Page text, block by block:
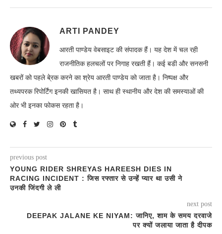
ARTI PANDEY
आरती पाण्डेय वेबसाइट की संपादक हैं। यह देश में चल रही
राजनीतिक हलचलों पर निगाह रखती हैं। कई बडी और सनसनी
खबरों को पहले बे्रक करने का श्रेय आरती पाण्डेय को जाता है। निष्पक्ष और
तथ्यपरक रिपोर्टिंग इनकी खासियत है। साथ ही स्थानीय और देश की समस्याओं की
ओर भी इनका फोकस रहता है।
previous post
YOUNG RIDER SHREYAS HAREESH DIES IN
RACING INCIDENT : जिस रफ्तार से उन्हें प्यार था उसी ने
उनकी जिंदगी ले ली
next post
DEEPAK JALANE KE NIYAM: जानिए, शाम के समय दरवाजे
पर क्यों जलाया जाता है दीपक